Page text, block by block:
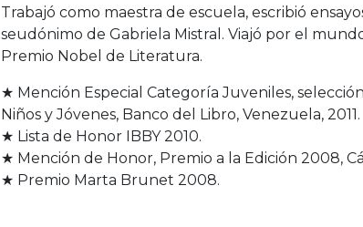
Trabajó como maestra de escuela, escribió
seudónimo de Gabriela Mistral. Viajó por el
Premio Nobel de Literatura.
★ Mención Especial Categoría Juveniles,
Niños y Jóvenes, Banco del Libro, Venezuela, 2011.
★ Lista de Honor IBBY 2010.
★ Mención de Honor, Premio a la Edición 2008,
★ Premio Marta Brunet 2008.